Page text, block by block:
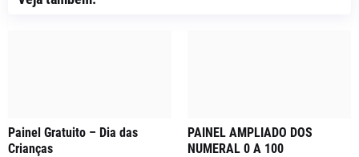
Painel Gratuito – Dia das
Crianças
PAINEL AMPLIADO DOS
NUMERAL 0 A 100